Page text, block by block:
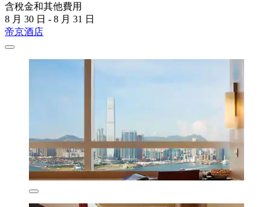
含稅金和其他費用
8 月 30 日 - 8 月 31 日
帝京酒店